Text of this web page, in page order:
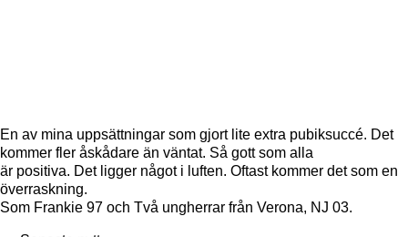
En av mina uppsättningar som gjort lite extra pubiksuccé. Det
kommer fler åskådare än väntat. Så gott som alla
är positiva. Det ligger något i luften. Oftast kommer det som en
överraskning.
Som Frankie 97 och Två ungherrar från Verona, NJ 03.